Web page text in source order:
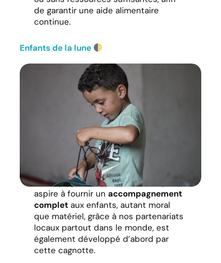
de garantir une aide alimentaire
continue.
Enfants de la lune
Notre projetEnfants de la lune
aspire à fournir un accompagnement
complet aux enfants, autant moral
que matériel, grâce à nos partenariats
locaux partout dans le monde, est
également développé d’abord par
cette cagnotte.